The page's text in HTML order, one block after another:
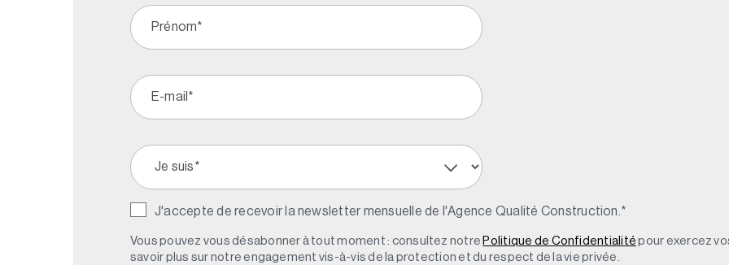
J'accepte de recevoir la newsletter mensuelle de l'Agence Qualité Construction.*
Vous pouvez vous désabonner à tout moment : consultez notre Politique de Confidentialité pour exercez
savoir plus sur notre engagement vis-à-vis de la protection et du respect de la vie privée.